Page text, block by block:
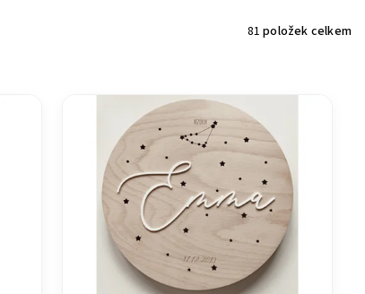
81 položek celkem